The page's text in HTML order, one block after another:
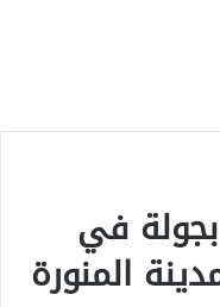
في
المنورة